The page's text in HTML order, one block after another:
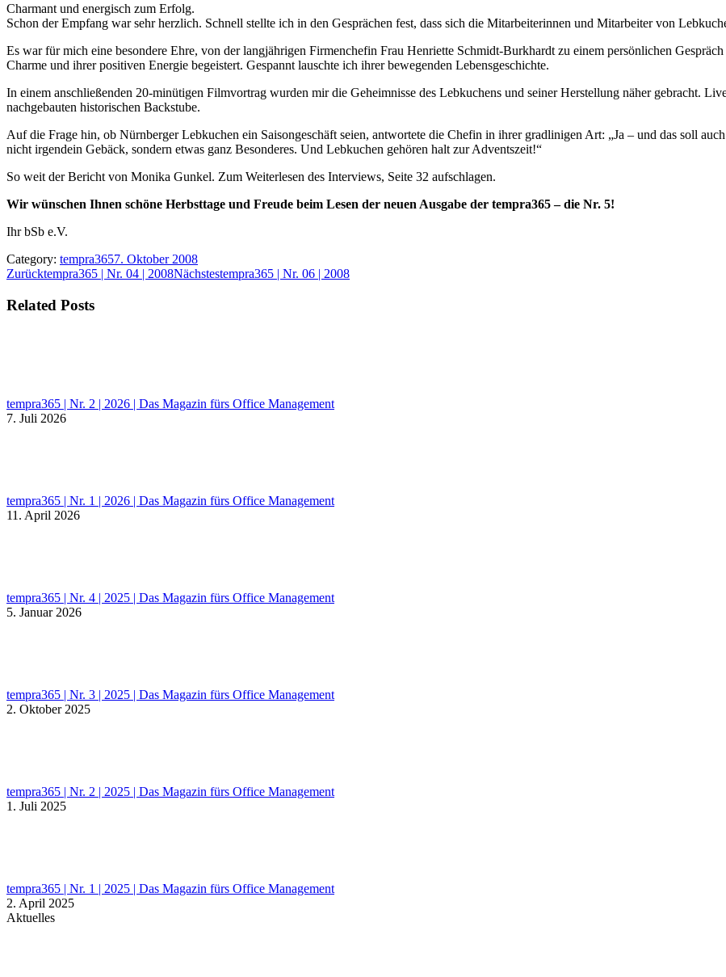
Charmant und energisch zum Erfolg.
Schon der Empfang war sehr herzlich. Schnell stellte ich in den Gesprächen fest, dass sich die Mitarbeiterinnen und Mitarbeiter von
Es war für mich eine besondere Ehre, von der langjährigen Firmenchefin Frau Henriette Schmidt-Burkhardt zu einem persönlichen
Charme und ihrer positiven Energie begeistert. Gespannt lauschte ich ihrer bewegenden Lebensgeschichte.
In einem anschließenden 20-minütigen Filmvortrag wurden mir die Geheimnisse des Lebkuchens und seiner Herstellung näher gebracht.
nachgebauten historischen Backstube.
Auf die Frage hin, ob Nürnberger Lebkuchen ein Saisongeschäft seien, antwortete die Chefin in ihrer gradlinigen Art: „Ja – und das soll
nicht irgendein Gebäck, sondern etwas ganz Besonderes. Und Lebkuchen gehören halt zur Adventszeit!“
So weit der Bericht von Monika Gunkel. Zum Weiterlesen des Interviews, Seite 32 aufschlagen.
Wir wünschen Ihnen schöne Herbsttage und Freude beim Lesen der neuen Ausgabe der tempra365 – die Nr. 5!
Ihr bSb e.V.
Category: tempra3657. Oktober 2008
Kommentarnavigation
ZurückVorheriger
tempra365 | Nr. 04 | 2008NächstesNächster
tempra365 | Nr. 06 | 2008
Related Posts
tempra365 | Nr. 2 | 2026 | Das Magazin fürs Office Management
7. Juli 2026
tempra365 | Nr. 1 | 2026 | Das Magazin fürs Office Management
11. April 2026
tempra365 | Nr. 4 | 2025 | Das Magazin fürs Office Management
5. Januar 2026
tempra365 | Nr. 3 | 2025 | Das Magazin fürs Office Management
2. Oktober 2025
tempra365 | Nr. 2 | 2025 | Das Magazin fürs Office Management
1. Juli 2025
tempra365 | Nr. 1 | 2025 | Das Magazin fürs Office Management
2. April 2025
Aktuelles